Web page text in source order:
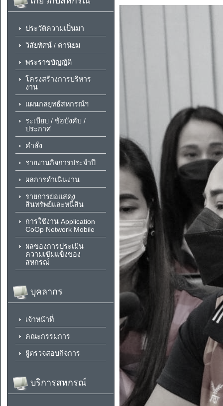
ประวัติความเป็นมา
วิสัยทัศน์ / ค่านิยม
พระราชบัญญัติ
โครงสร้างการบริหาร
งาน
แผนกลยุทธ์สหกรณ์ฯ
ระเบียบ / ข้อบังคับ /
ประกาศ
คำสั่ง
รายงานกิจการประจำปี
ผลการดำเนินงาน
รายการย่อแสดง
สินทรัพย์และหนี้สิน
การใช้งาน Application
CoOp Network Mobile
ผลของการประเมิน
ความเข้มแข็งของ
สหกรณ์
บุคลากร
เจ้าหน้าที่
คณะกรรมการ
ผู้ตรวจสอบกิจการ
บริการสหกรณ์